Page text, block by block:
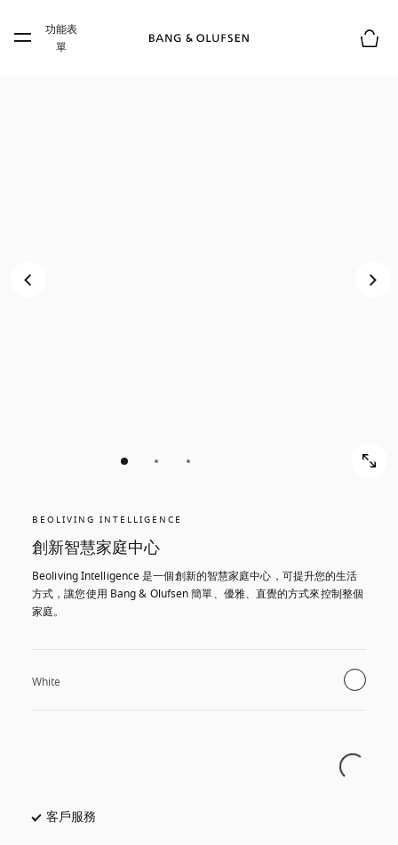
Skip to main footer
功能表
單
BEOLIVING INTELLIGENCE
創新智慧家庭中心
Beoliving Intelligence 是一個創新的智慧家庭中心，可提升您的生活
方式，讓您使用 Bang & Olufsen 簡單、優雅、直覺的方式來控制整個
家庭。
White
客戶服務